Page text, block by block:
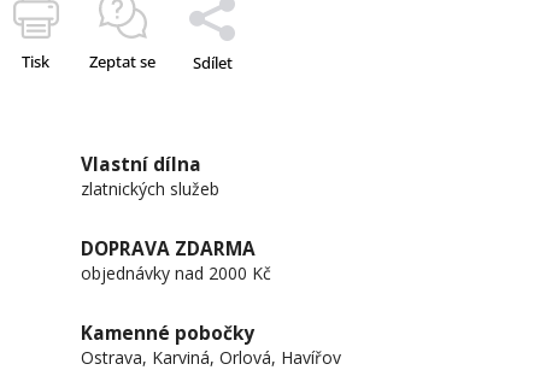
Tisk Zeptat se Sdílet
Vlastní dílna
zlatnických služeb
DOPRAVA ZDARMA
objednávky nad 2000 Kč
Kamenné pobočky
Ostrava, Karviná, Orlová, Havířov